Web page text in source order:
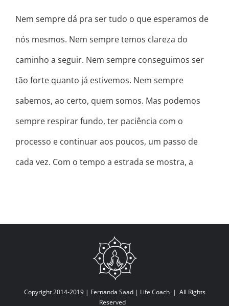
Nem sempre dá pra ser tudo o que esperamos de
nós mesmos. Nem sempre temos clareza do
caminho a seguir. Nem sempre conseguimos ser
tão forte quanto já estivemos. Nem sempre
sabemos, ao certo, quem somos. Mas podemos
sempre respirar fundo, ter paciência com o
processo e continuar aos poucos, um passo de
cada vez. Com o tempo a estrada se mostra, a
Copyright 2014-2019 | Fernanda Saad | Life Coach| All Rights
Reserved